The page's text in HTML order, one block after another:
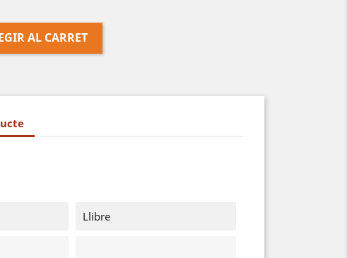
AL CARRET
Llibre